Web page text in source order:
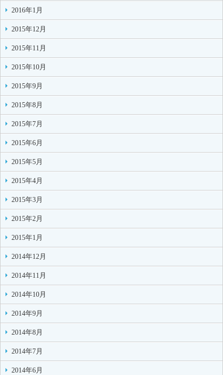
2016年1月
2015年12月
2015年11月
2015年10月
2015年9月
2015年8月
2015年7月
2015年6月
2015年5月
2015年4月
2015年3月
2015年2月
2015年1月
2014年12月
2014年11月
2014年10月
2014年9月
2014年8月
2014年7月
2014年6月